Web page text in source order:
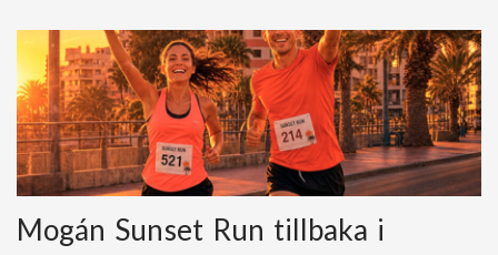
Mogán Sunset Run tillbaka i